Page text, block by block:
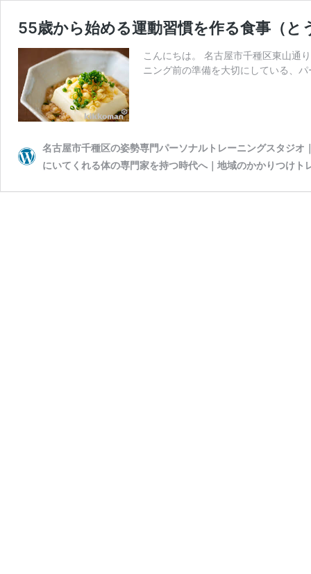
55歳から始める運動習慣を作る食事（と
こんにちは。 名古屋市千種区東山通
ニング前の準備を大切にしている、
名古屋市千種区の姿勢専門パーソナルトレーニングスタジ
にいてくれる体の専門家を持つ時代へ｜地域のかかりつけト